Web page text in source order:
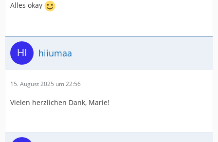
Alles okay
hiiumaa
15. August 2025 um 22:56
Vielen herzlichen Dank, Marie!